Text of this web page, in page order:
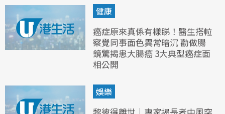
健康
癌症原來真係有樣睇！醫生搭𨋢
察覺同事面色異常暗沉 勸做腸
鏡驚揭患大腸癌 3大典型癌症面
相公開
娛樂